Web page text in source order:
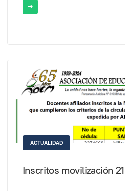
ACTUALIDAD
Inscritos movilización